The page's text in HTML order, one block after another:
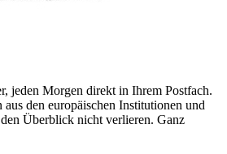
jeden Morgen direkt in Ihrem Postfach.
den europäischen Institutionen und
Überblick nicht verlieren. Ganz